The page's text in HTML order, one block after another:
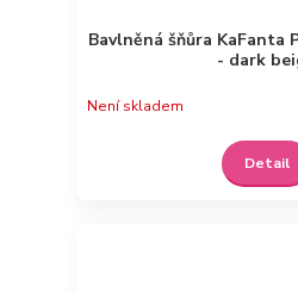
Bavlněná šňůra KaFanta
- dark
Není skladem
Detail